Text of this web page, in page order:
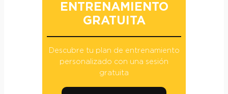
ENTRENAMIENTO
GRATUITA
Descubre tu plan de entrenamiento
personalizado con una sesión
gratuita